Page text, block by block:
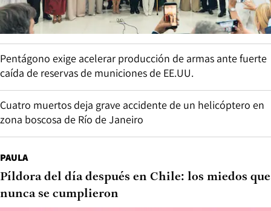
Pentágono exige acelerar producción de armas ante fuerte
caída de reservas de municiones de EE.UU.
Cuatro muertos deja grave accidente de un helicóptero en
zona boscosa de Río de Janeiro
PAULA
Píldora del día después en Chile: los miedos que
nunca se cumplieron